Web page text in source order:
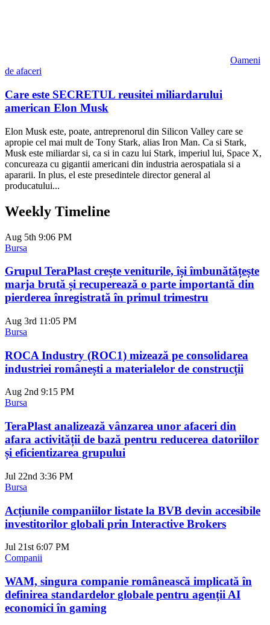
Oameni
de afaceri
Care este SECRETUL reusitei miliardarului
american Elon Musk
Elon Musk este, poate, antreprenorul din Silicon Valley care se
apropie cel mai mult de Tony Stark, alias Iron Man. Ca si Stark,
Musk este miliardar si, ca si in cazu lui Stark, imperiul lui, Space X,
concureaza cu gigantii americani din industria aerospatiala si a
apararii. In plus, el este presedintele director general al
producatului...
Weekly Timeline
Aug 5th 9:06 PM
Bursa
Grupul TeraPlast crește veniturile, își îmbunătățește
marja brută și recuperează o parte importantă din
pierderea înregistrată în primul trimestru
Aug 3rd 11:05 PM
Bursa
ROCA Industry (ROC1) mizează pe consolidarea
industriei românești a materialelor de construcții
Aug 2nd 9:15 PM
Bursa
TeraPlast analizează vânzarea unor afaceri din
afara activității de bază pentru reducerea datoriilor
și eficientizarea grupului
Jul 22nd 3:36 PM
Bursa
Acțiunile companiilor listate la BVB devin accesibile
investitorilor globali prin Interactive Brokers
Jul 21st 6:07 PM
Companii
WAM, singura companie românească implicată în
definirea standardelor globale pentru agenții AI
economici în gaming